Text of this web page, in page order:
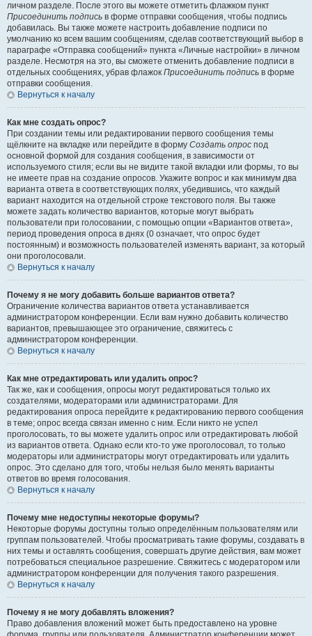
личном разделе. После этого вы можете отметить флажком пункт
Присоединить подпись в форме отправки сообщения, чтобы подпись
добавилась. Вы также можете настроить добавление подписи по
умолчанию ко всем вашим сообщениям, сделав соответствующий выбор в
параграфе «Отправка сообщений» пункта «Личные настройки» в личном
разделе. Несмотря на это, вы сможете отменить добавление подписи в
отдельных сообщениях, убрав флажок Присоединить подпись в форме
отправки сообщения.
Вернуться к началу
Как мне создать опрос?
При создании темы или редактировании первого сообщения темы
щёлкните на вкладке или перейдите в форму Создать опрос под
основной формой для создания сообщения, в зависимости от
используемого стиля; если вы не видите такой вкладки или формы, то вы
не имеете прав на создание опросов. Укажите вопрос и как минимум два
варианта ответа в соответствующих полях, убедившись, что каждый
вариант находится на отдельной строке текстового поля. Вы также
можете задать количество вариантов, которые могут выбрать
пользователи при голосовании, с помощью опции «Вариантов ответа»,
период проведения опроса в днях (0 означает, что опрос будет
постоянным) и возможность пользователей изменять вариант, за который
они проголосовали.
Вернуться к началу
Почему я не могу добавить больше вариантов ответа?
Ограничение количества вариантов ответа устанавливается
администратором конференции. Если вам нужно добавить количество
вариантов, превышающее это ограничение, свяжитесь с
администратором конференции.
Вернуться к началу
Как мне отредактировать или удалить опрос?
Так же, как и сообщения, опросы могут редактироваться только их
создателями, модераторами или администраторами. Для
редактирования опроса перейдите к редактированию первого сообщения
в теме; опрос всегда связан именно с ним. Если никто не успел
проголосовать, то вы можете удалить опрос или отредактировать любой
из вариантов ответа. Однако если кто-то уже проголосовал, то только
модераторы или администраторы могут отредактировать или удалить
опрос. Это сделано для того, чтобы нельзя было менять варианты
ответов во время голосования.
Вернуться к началу
Почему мне недоступны некоторые форумы?
Некоторые форумы доступны только определённым пользователям или
группам пользователей. Чтобы просматривать такие форумы, создавать в
них темы и оставлять сообщения, совершать другие действия, вам может
потребоваться специальное разрешение. Свяжитесь с модератором или
администратором конференции для получения такого разрешения.
Вернуться к началу
Почему я не могу добавлять вложения?
Право добавления вложений может быть предоставлено на уровне